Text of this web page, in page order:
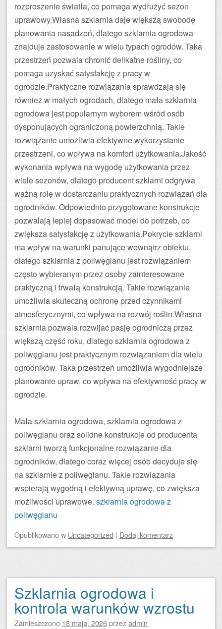
rozproszenie światła, co pomaga wydłużyć sezon
uprawowy.Własna szklarnia daje większą swobodę
planowania nasadzeń, dlatego szklarnia ogrodowa
znajduje zastosowanie w wielu typach ogrodów. Taka
przestrzeń pozwala chronić delikatne rośliny, co
pomaga uzyskać satysfakcję z pracy w
ogrodzie.Praktyczne rozwiązania sprawdzają się
również w małych ogrodach, dlatego mała szklarnia
ogrodowa jest popularnym wyborem wśród osób
dysponujących ograniczoną powierzchnią. Takie
rozwiązanie umożliwia efektywne wykorzystanie
przestrzeni, co wpływa na komfort użytkowania.Jakość
wykonania wpływa na wygodę użytkowania przez
wiele sezonów, dlatego producent szklarni odgrywa
ważną rolę w dostarczaniu praktycznych rozwiązań dla
ogrodników. Odpowiednio przygotowane konstrukcje
pozwalają lepiej dopasować model do potrzeb, co
zwiększa satysfakcję z użytkowania.Pokrycie szklarni
ma wpływ na warunki panujące wewnątrz obiektu,
dlatego szklarnia z poliwęglanu jest rozwiązaniem
często wybieranym przez osoby zainteresowane
praktyczną i trwałą konstrukcją. Takie rozwiązanie
umożliwia skuteczną ochronę przed czynnikami
atmosferycznymi, co wpływa na rozwój roślin.Własna
szklarnia pozwala rozwijać pasję ogrodniczą przez
większą część roku, dlatego szklarnia ogrodowa z
poliwęglanu jest praktycznym rozwiązaniem dla wielu
ogrodników. Taka przestrzeń umożliwia wygodniejsze
planowanie upraw, co wpływa na efektywność pracy w
ogrodzie.
Mała szklarnia ogrodowa, szklarnia ogrodowa z
poliwęglanu oraz solidne konstrukcje od producenta
szklarni tworzą funkcjonalne rozwiązanie dla
ogrodników, dlatego coraz więcej osób decyduje się
na szklarnie z poliwęglanu. Takie rozwiązania
wspierają wygodną i efektywną uprawę, co zwiększa
możliwości uprawowe. szklarnia ogrodowa z
poliwęglanu
Opublikowanow Uncategorized | Dodaj komentarz
Szklarnia ogrodowa i
kontrola warunków wzrostu
Zamieszczono 18 maja, 2026przezadmin